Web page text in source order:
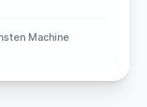
Machine